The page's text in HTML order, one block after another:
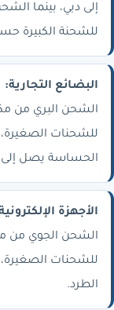
للشحنة الكبيرة
البضائع التجارية:
للشحنات
الحساسة يصل إلى 2500 ريال تقريبًا حسب الوزن.
الأجهزة
للشحنات الصغيرة،
الطرد.